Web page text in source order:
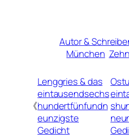
Autor &
München
《
Lenggries & das
eintausendsechs
hundertfünfundn
eunzigste
Gedicht